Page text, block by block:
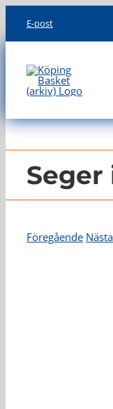
content
E-post
Seger
Föregående Nästa